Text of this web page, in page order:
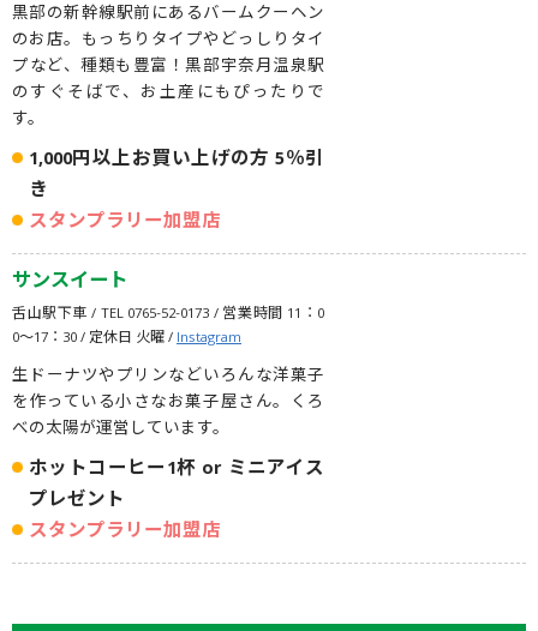
黒部の新幹線駅前にあるバームクーヘン
のお店。もっちりタイプやどっしりタイ
プなど、種類も豊富！黒部宇奈月温泉駅
のすぐそばで、お土産にもぴったりで
す。
1,000円以上お買い上げの方 5％引
き
スタンプラリー加盟店
サンスイート
舌山駅下車 / TEL 0765-52-0173 / 営業時間 11：0
0〜17：30 / 定休日 火曜 /Instagram
生ドーナツやプリンなどいろんな洋菓子
を作っている小さなお菓子屋さん。くろ
べの太陽が運営しています。
ホットコーヒー1杯 or ミニアイス
プレゼント
スタンプラリー加盟店